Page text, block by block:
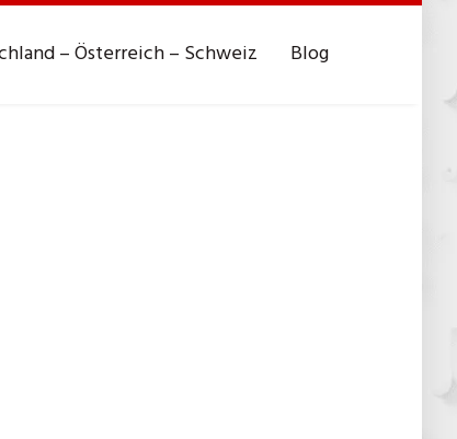
– Österreich – Schweiz Blog